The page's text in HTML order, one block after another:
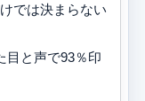
は決まらない
と声で93％印